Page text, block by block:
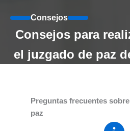
Consejos
Consejos para
el juzgado de paz
Preguntas frecuentes
paz